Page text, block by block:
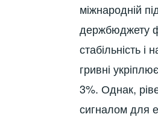
міжнародній
держбюджету
стабільність і
гривні
3%. Однак,
сигналом для